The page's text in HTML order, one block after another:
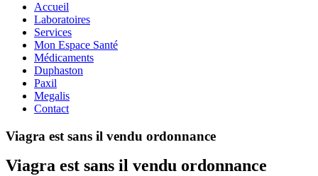
Accueil
Laboratoires
Services
Mon Espace Santé
Médicaments
Duphaston
Paxil
Megalis
Contact
Viagra est sans il vendu ordonnance
Viagra est sans il vendu ordonnance